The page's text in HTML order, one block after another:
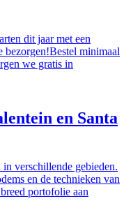
dit jaar met een
minimaal
we gratis in
en Santa
verschillende gebieden.
en de technieken van
portofolie aan